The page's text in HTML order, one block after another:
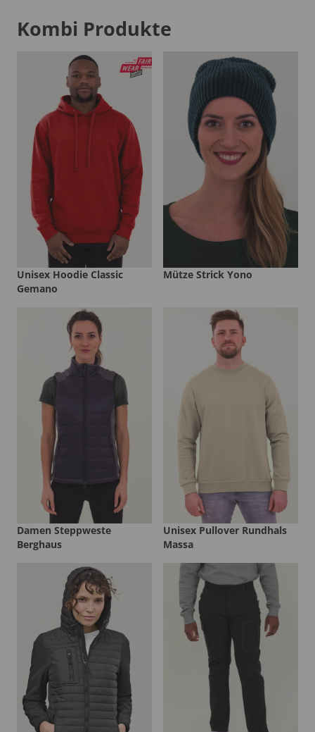
Kombi Produkte
Unisex Hoodie Classic
Gemano
Mütze Strick Yono
Damen Steppweste
Berghaus
Unisex Pullover Rundhals
Massa